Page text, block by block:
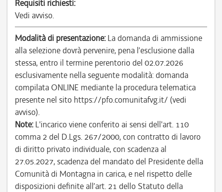
Requisiti richiesti:
Vedi avviso.
Modalità di presentazione: La domanda di ammissione
alla selezione dovrà pervenire, pena l’esclusione dalla
stessa, entro il termine perentorio del 02.07.2026
esclusivamente nella seguente modalità: domanda
compilata ONLINE mediante la procedura telematica
presente nel sito https://pfo.comunitafvg.it/ (vedi
avviso).
Note: L'incarico viene conferito ai sensi dell'art. 110
comma 2 del D.Lgs. 267/2000, con contratto di lavoro
di diritto privato individuale, con scadenza al
27.05.2027, scadenza del mandato del Presidente della
Comunità di Montagna in carica, e nel rispetto delle
disposizioni definite all’art. 21 dello Statuto della